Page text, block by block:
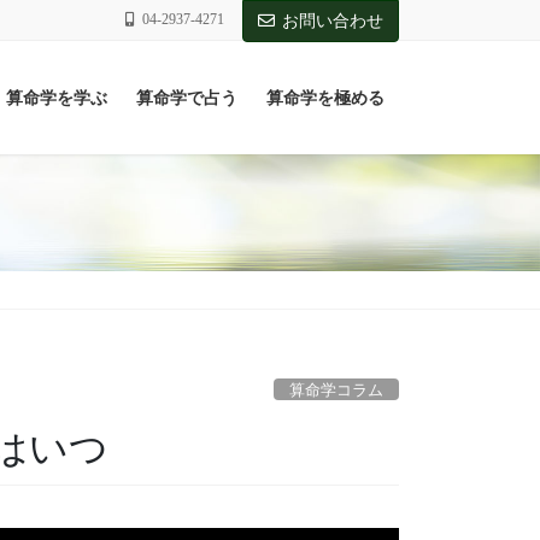
04-2937-4271 お問い合わせ
算命学を学ぶ 算命学で占う 算命学を極める
算命学コラム
いつ